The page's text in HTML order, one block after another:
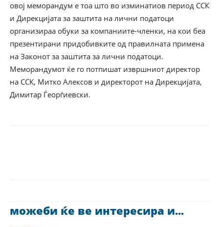
овој меморандум е тоа што во изминатиов период ССК
и Дирекцијата за заштита на лични податоци
организираа обуки за компаниите-членки, на кои беа
презентирани придобивките од правилната примена
на Законот за заштита за лични податоци.
Меморандумот ќе го потпишат извршниот директор
на ССК, Митко Алексов и директорот на Дирекцијата,
Димитар Ѓеорѓиевски.
можеби ќе ве интересира и...